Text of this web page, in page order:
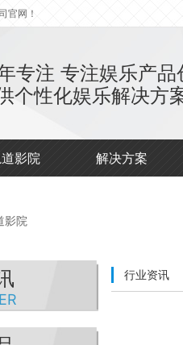
官网！
专注 专注娱乐产品
个性化娱乐解决方
影院 解决方案
影院
行业资讯